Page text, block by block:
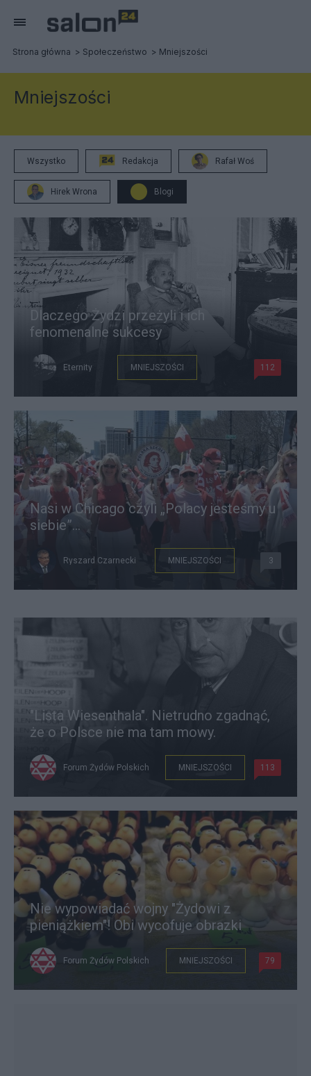
Strona główna Społeczeństwo Mniejszości
Mniejszości
Wszystko Redakcja Rafał Woś
Hirek Wrona Blogi
Dlaczego Żydzi przeżyli i ich
fenomenalne sukcesy
Eternity MNIEJSZOŚCI 112
Nasi w Chicago czyli „Polacy jesteśmy u
siebie”...
Ryszard Czarnecki MNIEJSZOŚCI 3
"Lista Wiesenthala". Nietrudno zgadnąć,
że o Polsce nie ma tam mowy.
Forum Żydów Polskich MNIEJSZOŚCI 113
Nie wypowiadać wojny "Żydowi z
pieniążkiem"! Obi wycofuje obrazki
Forum Żydów Polskich MNIEJSZOŚCI 79